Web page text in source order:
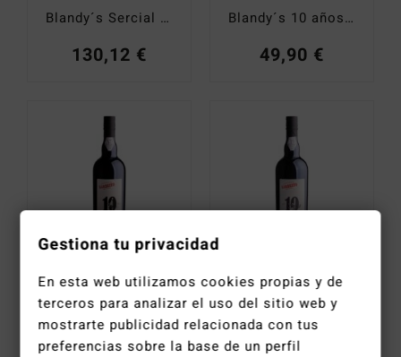
Blandy´s Sercial Colheita 2011 0,50 cl.
130,12 €
Blandy´s 10 años Verdelho 0,50 cl.
49,90 €
Barbeito Sercial Rva 10 años
47,50€
Barbeito Boal Rva 10 años
47,50€
Gestiona tu privacidad
En esta web utilizamos cookies propias y de
terceros para analizar el uso del sitio web y
mostrarte publicidad relacionada con tus
preferencias sobre la base de un perfil